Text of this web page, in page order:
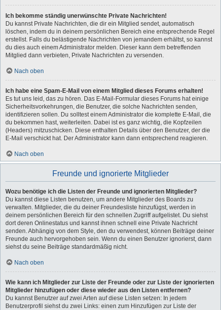
Ich bekomme ständig unerwünschte Private Nachrichten!
Du kannst Private Nachrichten, die dir ein Mitglied sendet, automatisch
löschen, indem du in deinem persönlichen Bereich eine entsprechende Regel
erstellst. Falls du belästigende Nachrichten von jemandem erhältst, so kannst
du dies auch einem Administrator melden. Dieser kann dem betreffenden
Mitglied dann verbieten, Private Nachrichten zu versenden.
Nach oben
Ich habe eine Spam-E-Mail von einem Mitglied dieses Forums erhalten!
Es tut uns leid, das zu hören. Das E-Mail-Formular dieses Forums hat einige
Sicherheitsvorkehrungen, die Benutzer, die solche Nachrichten senden,
identifizieren sollen. Du solltest einem Administrator die komplette E-Mail, die
du bekommen hast, weiterleiten. Dabei ist es ganz wichtig, die Kopfzeilen
(Headers) mitzuschicken. Diese enthalten Details über den Benutzer, der die
E-Mail verschickt hat. Der Administrator kann dann entsprechend reagieren.
Nach oben
Freunde und ignorierte Mitglieder
Wozu benötige ich die Listen der Freunde und ignorierten Mitglieder?
Du kannst diese Listen benutzen, um andere Mitglieder des Boards zu
verwalten. Mitglieder, die du deiner Freundesliste hinzufügst, werden in
deinem persönlichen Bereich für den schnellen Zugriff aufgelistet. Du siehst
dort deren Onlinestatus und kannst ihnen schnell eine Private Nachricht
senden. Abhängig von dem Style, den du verwendest, können Beiträge deiner
Freunde auch hervorgehoben sein. Wenn du einen Benutzer ignorierst, dann
siehst du seine Beiträge standardmäßig nicht.
Nach oben
Wie kann ich Mitglieder zur Liste der Freunde oder zur Liste der ignorierten
Mitglieder hinzufügen oder diese wieder aus den Listen entfernen?
Du kannst Benutzer auf zwei Arten auf diese Listen setzen: In jedem
Benutzerprofil siehst du zwei Links: einen zum Hinzufügen zur Liste der